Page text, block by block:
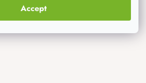
Accept
pokloni